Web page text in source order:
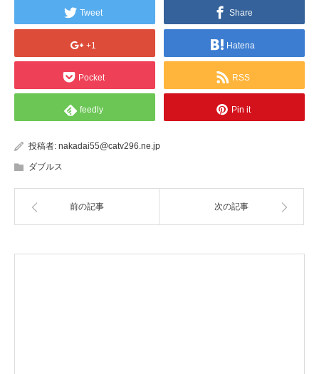
Tweet Share
+1 Hatena
Pocket RSS
feedly Pin it
投稿者: nakadai55@catv296.ne.jp
ダブルス
前の記事 次の記事